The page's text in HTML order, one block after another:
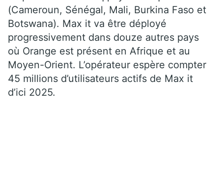
(Cameroun, Sénégal, Mali, Burkina Faso et
Botswana). Max it va être déployé
progressivement dans douze autres pays
où Orange est présent en Afrique et au
Moyen-Orient. L’opérateur espère compter
45 millions d’utilisateurs actifs de Max it
d’ici 2025.